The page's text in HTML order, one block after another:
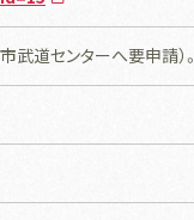
武道センターへ要申請）。